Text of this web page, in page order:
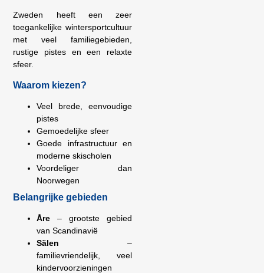
Zweden heeft een zeer
toegankelijke wintersportcultuur
met veel familiegebieden,
rustige pistes en een relaxte
sfeer.
Waarom kiezen?
Veel brede, eenvoudige
pistes
Gemoedelijke sfeer
Goede infrastructuur en
moderne skischolen
Voordeliger dan
Noorwegen
Belangrijke gebieden
Åre – grootste gebied
van Scandinavië
Sälen –
familievriendelijk, veel
kindervoorzieningen